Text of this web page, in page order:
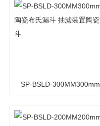
SP-BSLD-300MM300mm